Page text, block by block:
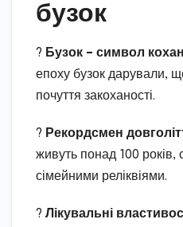
бузок
? Бузок – символ
епоху бузок дарували,
почуття закоханості.
? Рекордсмен
живуть понад 100
сімейними реліквіями.
? Лікувальні